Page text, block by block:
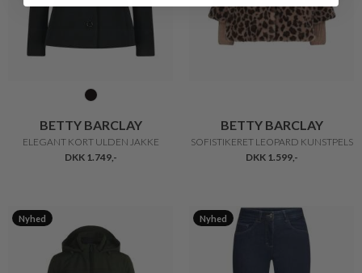
BETTY BARCLAY
ELEGANT KORT ULDEN JAKKE
DKK 1.749,-
BETTY BARCLAY
SOFISTIKERET LEOPARD KUNSTPELS
DKK 1.599,-
Nyhed Nyhed